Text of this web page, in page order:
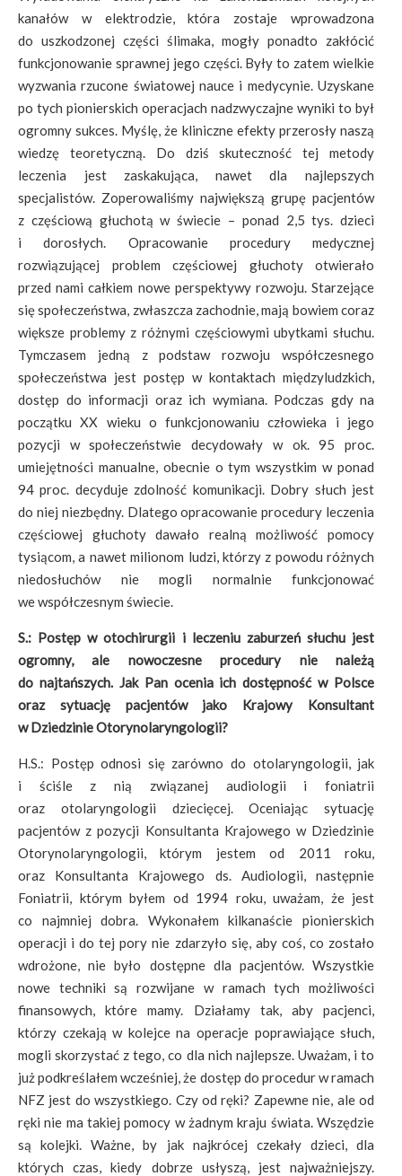
kanałów w elektrodzie, która zostaje wprowadzona
do uszkodzonej części ślimaka, mogły ponadto zakłócić
funkcjonowanie sprawnej jego części. Były to zatem wielkie
wyzwania rzucone światowej nauce i medycynie. Uzyskane
po tych pionierskich operacjach nadzwyczajne wyniki to był
ogromny sukces. Myślę, że kliniczne efekty przerosły naszą
wiedzę teoretyczną. Do dziś skuteczność tej metody
leczenia jest zaskakująca, nawet dla najlepszych
specjalistów. Zoperowaliśmy największą grupę pacjentów
z częściową głuchotą w świecie – ponad 2,5 tys. dzieci
i dorosłych. Opracowanie procedury medycznej
rozwiązującej problem częściowej głuchoty otwierało
przed nami całkiem nowe perspektywy rozwoju. Starzejące
się społeczeństwa, zwłaszcza zachodnie, mają bowiem coraz
większe problemy z różnymi częściowymi ubytkami słuchu.
Tymczasem jedną z podstaw rozwoju współczesnego
społeczeństwa jest postęp w kontaktach międzyludzkich,
dostęp do informacji oraz ich wymiana. Podczas gdy na
początku XX wieku o funkcjonowaniu człowieka i jego
pozycji w społeczeństwie decydowały w ok. 95 proc.
umiejętności manualne, obecnie o tym wszystkim w ponad
94 proc. decyduje zdolność komunikacji. Dobry słuch jest
do niej niezbędny. Dlatego opracowanie procedury leczenia
częściowej głuchoty dawało realną możliwość pomocy
tysiącom, a nawet milionom ludzi, którzy z powodu różnych
niedosłuchów nie mogli normalnie funkcjonować
we współczesnym świecie.
S.: Postęp w otochirurgii i leczeniu zaburzeń słuchu jest
ogromny, ale nowoczesne procedury nie należą
do najtańszych. Jak Pan ocenia ich dostępność w Polsce
oraz sytuację pacjentów jako Krajowy Konsultant
w Dziedzinie Otorynolaryngologii?
H.S.: Postęp odnosi się zarówno do otolaryngologii, jak
i ściśle z nią związanej audiologii i foniatrii
oraz otolaryngologii dziecięcej. Oceniając sytuację
pacjentów z pozycji Konsultanta Krajowego w Dziedzinie
Otorynolaryngologii, którym jestem od 2011 roku,
oraz Konsultanta Krajowego ds. Audiologii, następnie
Foniatrii, którym byłem od 1994 roku, uważam, że jest
co najmniej dobra. Wykonałem kilkanaście pionierskich
operacji i do tej pory nie zdarzyło się, aby coś, co zostało
wdrożone, nie było dostępne dla pacjentów. Wszystkie
nowe techniki są rozwijane w ramach tych możliwości
finansowych, które mamy. Działamy tak, aby pacjenci,
którzy czekają w kolejce na operacje poprawiające słuch,
mogli skorzystać z tego, co dla nich najlepsze. Uważam, i to
już podkreślałem wcześniej, że dostęp do procedur w ramach
NFZ jest do wszystkiego. Czy od ręki? Zapewne nie, ale od
ręki nie ma takiej pomocy w żadnym kraju świata. Wszędzie
są kolejki. Ważne, by jak najkrócej czekały dzieci, dla
których czas, kiedy dobrze usłyszą, jest najważniejszy.